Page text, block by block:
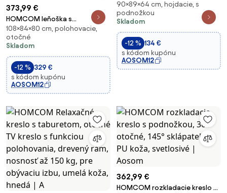
373,99 €
HOMCOM leňoška s
podnožkou, TV kreslo s
funkciou polohovania,
nastaviteľná opierka hlavy,
otáčacie TV kreslo do 150 kg,
do obývacej izby, spálne, umel
108×84×80 cm, polohovacie,
otočné
Skladom
-12 % 329 €
s kódom kupónu
AOSOM12
ľanovom štýle s podnožkou —
čalúnené hojdacie kreslo,
nosnosť 130 kg, sivé | Aosom
90×89×64 cm, hojdacie, s
podnožkou
Skladom
-12 % 134 €
s kódom kupónu
AOSOM12
362,99 €
HOMCOM rozkladacie kreslo s